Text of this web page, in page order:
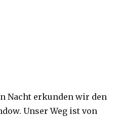
Nacht erkunden wir den
Unser Weg ist von